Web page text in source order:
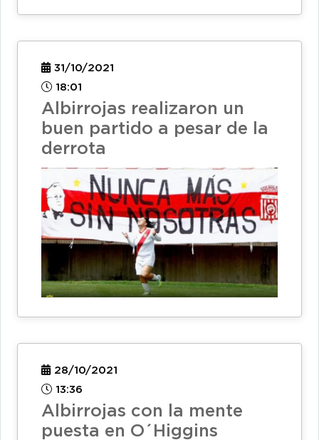
31/10/2021
18:01
Albirrojas realizaron un
buen partido a pesar de la
derrota
28/10/2021
13:36
Albirrojas con la mente
puesta en O´Higgins